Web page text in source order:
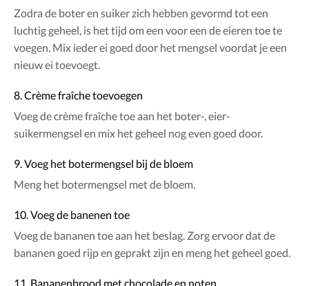
Zodra de boter en suiker zich hebben gevormd tot een
luchtig geheel, is het tijd om een voor een de eieren toe te
voegen. Mix ieder ei goed door het mengsel voordat je een
nieuw ei toevoegt.
8. Crème fraîche toevoegen
Voeg de crème fraîche toe aan het boter-, eier-
suikermengsel en mix het geheel nog even goed door.
9. Voeg het botermengsel bij de bloem
Meng het botermengsel met de bloem.
10. Voeg de banenen toe
Voeg de bananen toe aan het beslag. Zorg ervoor dat de
bananen goed rijp en geprakt zijn en meng het geheel goed.
11. Bananenbrood met chocolade en noten